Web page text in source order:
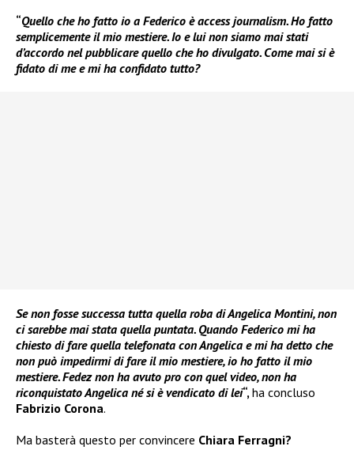
“Quello che ho fatto io a Federico è access journalism. Ho fatto
semplicemente il mio mestiere. Io e lui non siamo mai stati
d’accordo nel pubblicare quello che ho divulgato. Come mai si è
fidato di me e mi ha confidato tutto?
Se non fosse successa tutta quella roba di Angelica Montini, non
ci sarebbe mai stata quella puntata. Quando Federico mi ha
chiesto di fare quella telefonata con Angelica e mi ha detto che
non può impedirmi di fare il mio mestiere, io ho fatto il mio
mestiere. Fedez non ha avuto pro con quel video, non ha
riconquistato Angelica né si è vendicato di lei“,ha concluso
Fabrizio Corona.
Ma basterà questo per convincere Chiara Ferragni?